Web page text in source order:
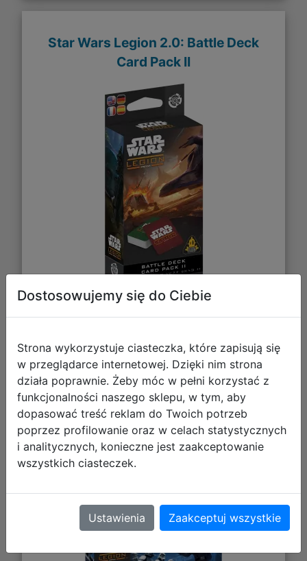
Star Wars Legion 2.0: Battle Deck
Card Pack II
99,70 zł
DO KOSZYKA
Galeria zdjęć
Pack
Dostosowujemy się do Ciebie
Strona wykorzystuje ciasteczka, które zapisują się
w przeglądarce internetowej. Dzięki nim strona
działa poprawnie. Żeby móc w pełni korzystać z
funkcjonalności naszego sklepu, w tym, aby
dopasować treść reklam do Twoich potrzeb
poprzez profilowanie oraz w celach statystycznych
i analitycznych, konieczne jest zaakceptowanie
wszystkich ciasteczek.
Ustawienia Zaakceptuj wszystkie